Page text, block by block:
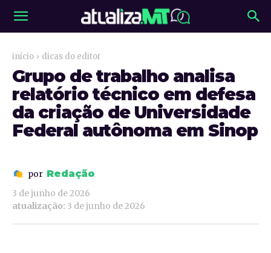
início dicas do editor
Grupo de trabalho analisa
relatório técnico em defesa
da criação de Universidade
Federal autônoma em Sinop
por Redação
3 de junho de 2026
atualização: 3 de junho de 2026